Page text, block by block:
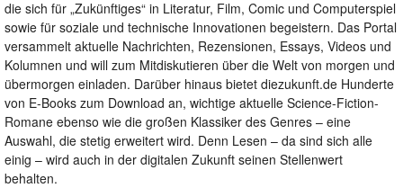
die sich für „Zukünftiges“ in Literatur, Film, Comic und Computerspiel
sowie für soziale und technische Innovationen begeistern. Das Portal
versammelt aktuelle Nachrichten, Rezensionen, Essays, Videos und
Kolumnen und will zum Mitdiskutieren über die Welt von morgen und
übermorgen einladen. Darüber hinaus bietet diezukunft.de Hunderte
von E-Books zum Download an, wichtige aktuelle Science-Fiction-
Romane ebenso wie die großen Klassiker des Genres – eine
Auswahl, die stetig erweitert wird. Denn Lesen – da sind sich alle
einig – wird auch in der digitalen Zukunft seinen Stellenwert
behalten.